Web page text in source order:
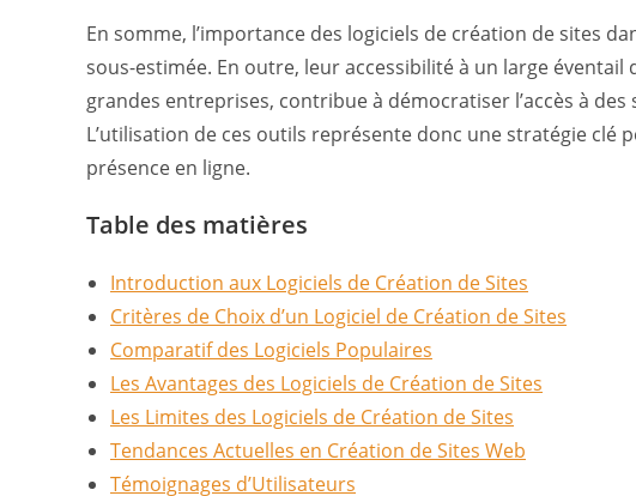
En somme, l’importance des logiciels de création de sites
sous-estimée. En outre, leur accessibilité à un large
grandes entreprises, contribue à démocratiser l’accès à
L’utilisation de ces outils représente donc une stratégie
présence en ligne.
Table des matières
Introduction aux Logiciels de Création de Sites
Critères de Choix d’un Logiciel de Création de Sites
Comparatif des Logiciels Populaires
Les Avantages des Logiciels de Création de Sites
Les Limites des Logiciels de Création de Sites
Tendances Actuelles en Création de Sites Web
Témoignages d’Utilisateurs